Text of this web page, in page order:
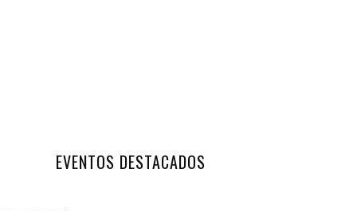
EVENTOS DESTACADOS